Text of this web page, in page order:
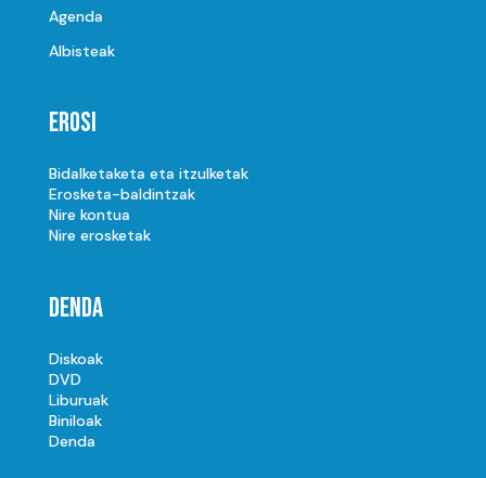
Agenda
Albisteak
Erosi
Bidalketaketa eta itzulketak
Erosketa-baldintzak
Nire kontua
Nire erosketak
Denda
Diskoak
DVD
Liburuak
Biniloak
Denda